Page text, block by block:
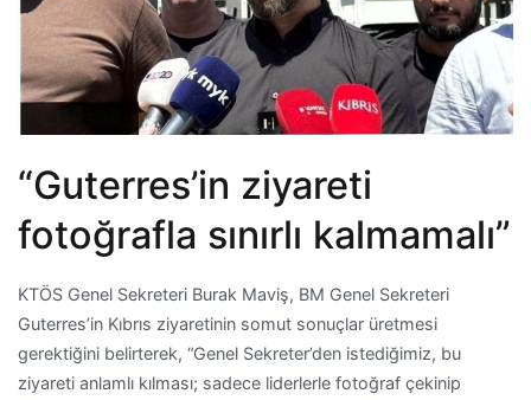
“Guterres’in ziyareti
fotoğrafla sınırlı kalmamalı”
KTÖS Genel Sekreteri Burak Maviş, BM Genel Sekreteri
Guterres’in Kıbrıs ziyaretinin somut sonuçlar üretmesi
gerektiğini belirterek, “Genel Sekreter’den istediğimiz, bu
ziyareti anlamlı kılması; sadece liderlerle fotoğraf çekinip